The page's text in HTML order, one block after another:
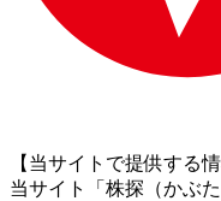
【当サイトで提供する
当サイト「株探（かぶ